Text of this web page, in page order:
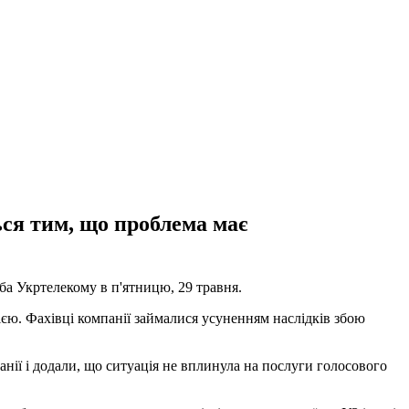
тим, що проблема має
Укртелекому в п'ятницю, 29 травня.
Фахівці компанії займалися усуненням наслідків збою
і додали, що ситуація не вплинула на послуги голосового